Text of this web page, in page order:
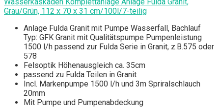
Grau/Grün, 112 x 70 x 31 cm/100l/7-teilig
Anlage Fulda Granit mit Pumpe Wasserfall, Bachlauf
Typ: GFK Granit mit Qualitätspumpe Pumpenleistung
1500 l/h passend zur Fulda Serie in Granit, z.B.575 oder
578
Felsoptik Höhenausgleich ca. 35cm
passend zu Fulda Teilen in Granit
Incl. Markenpumpe 1500 l/h und 3m Spriralschlauch
20mm
Mit Pumpe und Pumpenabdeckung